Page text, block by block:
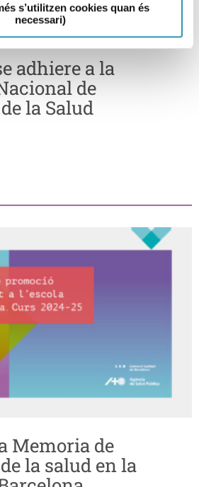
s’utilitzen cookies quan és
necessari)
adhiere a la
de
la Salud
Memoria de
la salud en la